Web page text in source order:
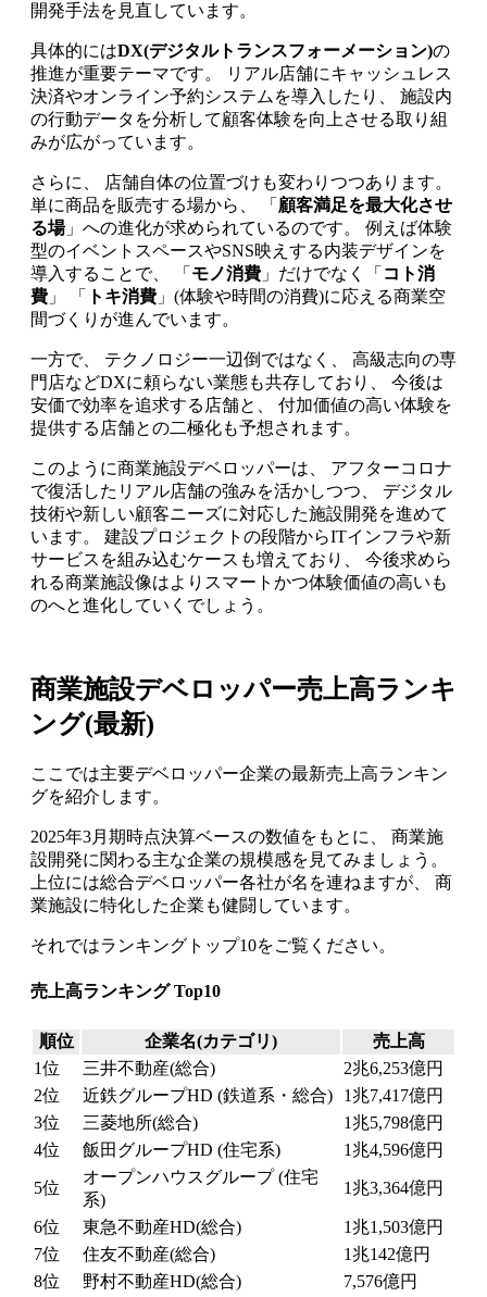
開発手法を見直しています。
具体的にはDX(デジタルトランスフォーメーション)の
推進が重要テーマです。 リアル店舗にキャッシュレス
決済やオンライン予約システムを導入したり、 施設内
の行動データを分析して顧客体験を向上させる取り組
みが広がっています。
さらに、 店舗自体の位置づけも変わりつつあります。
単に商品を販売する場から、 「 顧客満足を最大化させ
る場」への進化が求められているのです。 例えば体験
型のイベントスペースやSNS映えする内装デザインを
導入することで、 「 モノ消費 」だけでなく「 コト消
費 」 「 トキ消費 」(体験や時間の消費)に応える商業空
間づくりが進んでいます。
一方で、 テクノロジー一辺倒ではなく、 高級志向の専
門店などDXに頼らない業態も共存しており、 今後は
安価で効率を追求する店舗と、 付加価値の高い体験を
提供する店舗との二極化も予想されます。
このように商業施設デベロッパーは、 アフターコロナ
で復活したリアル店舗の強みを活かしつつ、 デジタル
技術や新しい顧客ニーズに対応した施設開発を進めて
います。 建設プロジェクトの段階からITインフラや新
サービスを組み込むケースも増えており、 今後求めら
れる商業施設像はよりスマートかつ体験価値の高いも
のへと進化していくでしょう。
商業施設デベロッパー売上高ランキ
ング(最新)
ここでは主要デベロッパー企業の最新売上高ランキン
グを紹介します。
2025年3月期時点決算ベースの数値をもとに、 商業施
設開発に関わる主な企業の規模感を見てみましょう。
上位には総合デベロッパー各社が名を連ねますが、 商
業施設に特化した企業も健闘しています。
それではランキングトップ10をご覧ください。
売上高ランキング Top10
順位 企業名(カテゴリ)
売上高
1位
三井不動産(総合)
2兆6,253億円
2位
近鉄グループHD (鉄道系・総合)
1兆7,417億円
3位
三菱地所(総合)
1兆5,798億円
4位
飯田グループHD (住宅系) 1兆4,596億円
5位
オープンハウスグループ (住宅
系)
1兆3,364億円
6位 東急不動産HD(総合)
1兆1,503億円
7位
住友不動産(総合)
1兆142億円
8位
野村不動産HD(総合)
7,576億円